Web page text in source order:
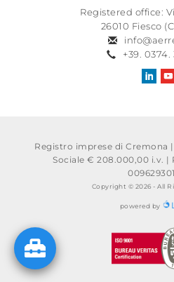
Registered office:
26010 Fiesco
+39. 0374.
Registro imprese di Cremona |
Sociale € 208.000,00 i.v. |
Copyright © 2026 - All
powered by